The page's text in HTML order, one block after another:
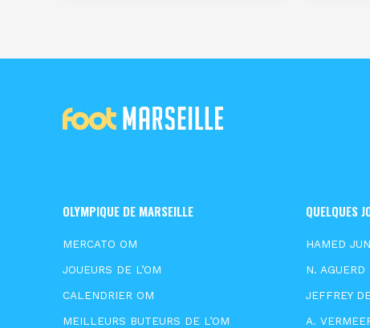
OLYMPIQUE DE MARSEILLE
MERCATO OM
JOUEURS DE L’OM
CALENDRIER OM
MEILLEURS BUTEURS DE L’OM
QUELQUES
HAMED
N. AGUERD
JEFFREY
A.